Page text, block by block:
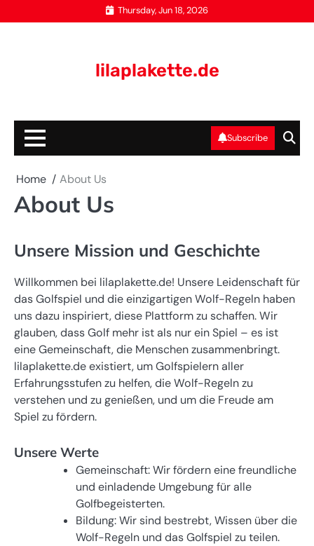
to
Thursday, Jun 18, 2026
lilaplakette.de
Subscribe
Home About Us
About Us
Unsere Mission und Geschichte
Willkommen bei lilaplakette.de! Unsere Leidenschaft für
das Golfspiel und die einzigartigen Wolf-Regeln haben
uns dazu inspiriert, diese Plattform zu schaffen. Wir
glauben, dass Golf mehr ist als nur ein Spiel – es ist
eine Gemeinschaft, die Menschen zusammenbringt.
lilaplakette.de existiert, um Golfspielern aller
Erfahrungsstufen zu helfen, die Wolf-Regeln zu
verstehen und zu genießen, und um die Freude am
Spiel zu fördern.
Unsere Werte
Gemeinschaft: Wir fördern eine freundliche
und einladende Umgebung für alle
Golfbegeisterten.
Bildung: Wir sind bestrebt, Wissen über die
Wolf-Regeln und das Golfspiel zu teilen.